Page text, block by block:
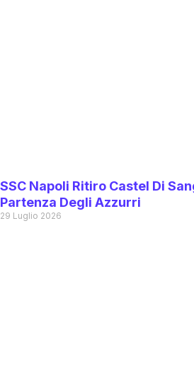
SSC Napoli Ritiro Castel Di
Partenza Degli Azzurri
29 Luglio 2026